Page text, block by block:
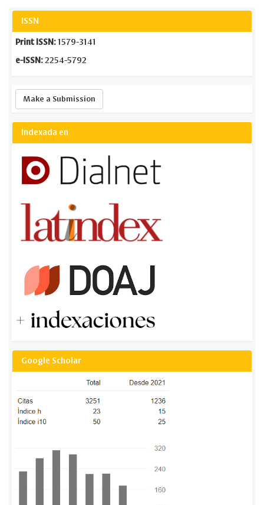
ISSN
Print ISSN: 1579-3141
e-ISSN: 2254-5792
Make a Submission
Indexada en
Google Scholar